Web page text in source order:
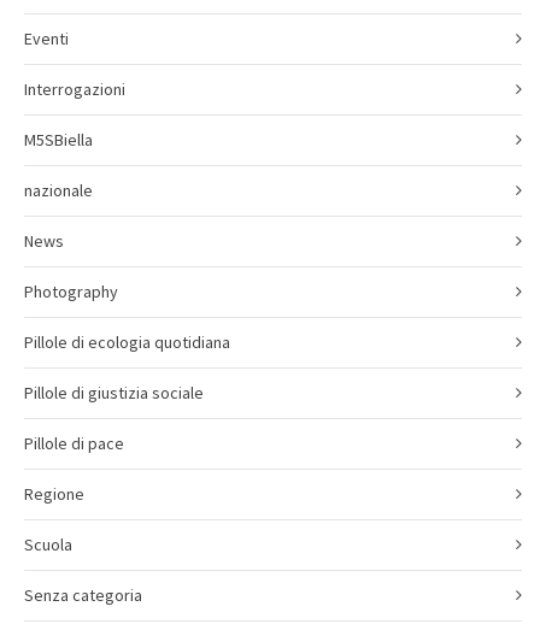
Eventi
Interrogazioni
M5SBiella
nazionale
News
Photography
Pillole di ecologia quotidiana
Pillole di giustizia sociale
Pillole di pace
Regione
Scuola
Senza categoria